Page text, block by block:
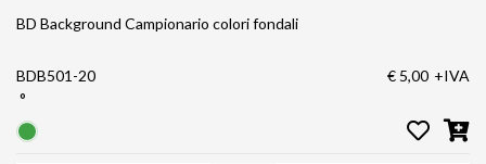
BD Background Campionario colori fondali
BDB501-20
°
€ 5,00 +IVA